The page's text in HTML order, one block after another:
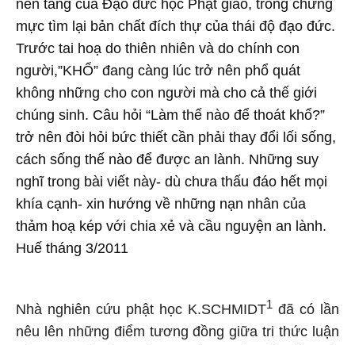
nền tảng của Đạo đức học Phật giáo, trong chừng
mực tìm lại bản chất đích thự của thái độ đạo đức.
Trước tai hoạ do thiên nhiên và do chính con
người,”KHỔ” đang càng lúc trở nên phổ quát
không những cho con người mà cho cả thế giới
chúng sinh. Câu hỏi “Làm thế nào để thoát khổ?”
trở nên đòi hỏi bức thiết cần phải thay đổi lối sống,
cách sống thế nào để được an lành. Những suy
nghĩ trong bài viết này- dù chưa thấu đáo hết mọi
khía cạnh- xin hướng về những nạn nhân của
thảm hoạ kép với chia xẻ và cầu nguyện an lành.
Huế tháng 3/2011
Nhà nghiên cứu phật học K.SCHMIDT1 đã có lần
nêu lên những điểm tương đồng giữa tri thức luận